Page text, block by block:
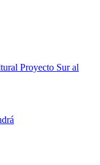
Proyecto Sur al